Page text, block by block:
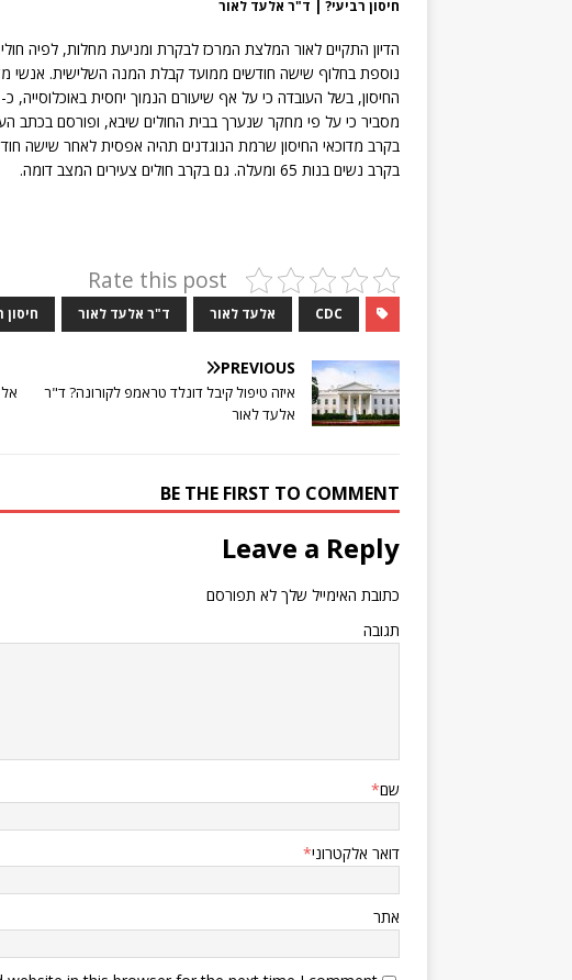
חיסון רביעי? | ד"ר אלעד לאור
נוספת בחלוף שישה חודשים ממועד קבלת המנה השלישית. אנשי
החיסון, בשל העובדה כי על אף שיעורם הנמוך יחסית באוכלוסייה, כ-1% ממקרי התמותה בישראל – הם בקרבם.
בקרב נשים בנות 65 ומעלה. גם בקרב חולים צעירים המצב דומה.
Rate this post
CDC אלעד לאור ד"ר אלעד לאור חיסון
PREVIOUS
איזה טיפול קיבל דונלד טראמפ לקורונה? ד"ר
אלעד לאור
BE THE FIRST TO COMMENT
Leave a Reply
כתובת האימייל שלך לא תפורסם
תגובה
שם*
דואר אלקטרוני*
אתר